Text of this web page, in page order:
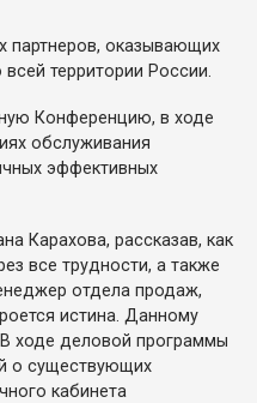
партнеров, оказывающих
территории России.
Конференцию, в ходе
обслуживания
эффективных
Карахова, рассказав, как
все трудности, а также
отдела продаж,
истина. Данному
ходе деловой программы
о существующих
кабинета